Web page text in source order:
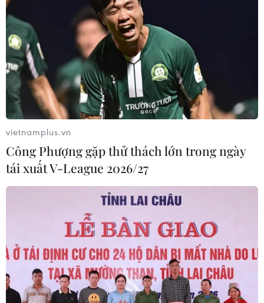
TIN CÙNG CHUYÊN MỤC
Nga thông báo tấn công căn
cứ ngầm của Ukraine
06/08/2026 16:21
vietnamplus.vn
Công Phượng gặp thử thách lớn trong ngày
tái xuất V-League 2026/27